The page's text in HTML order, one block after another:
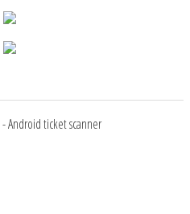
- Android ticket scanner